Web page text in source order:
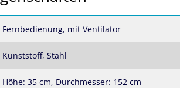
Fernbedienung, mit Ventilator
Kunststoff, Stahl
Höhe: 35 cm, Durchmesser: 152 cm